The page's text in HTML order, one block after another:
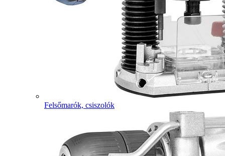
Felsőmarók, csiszolók